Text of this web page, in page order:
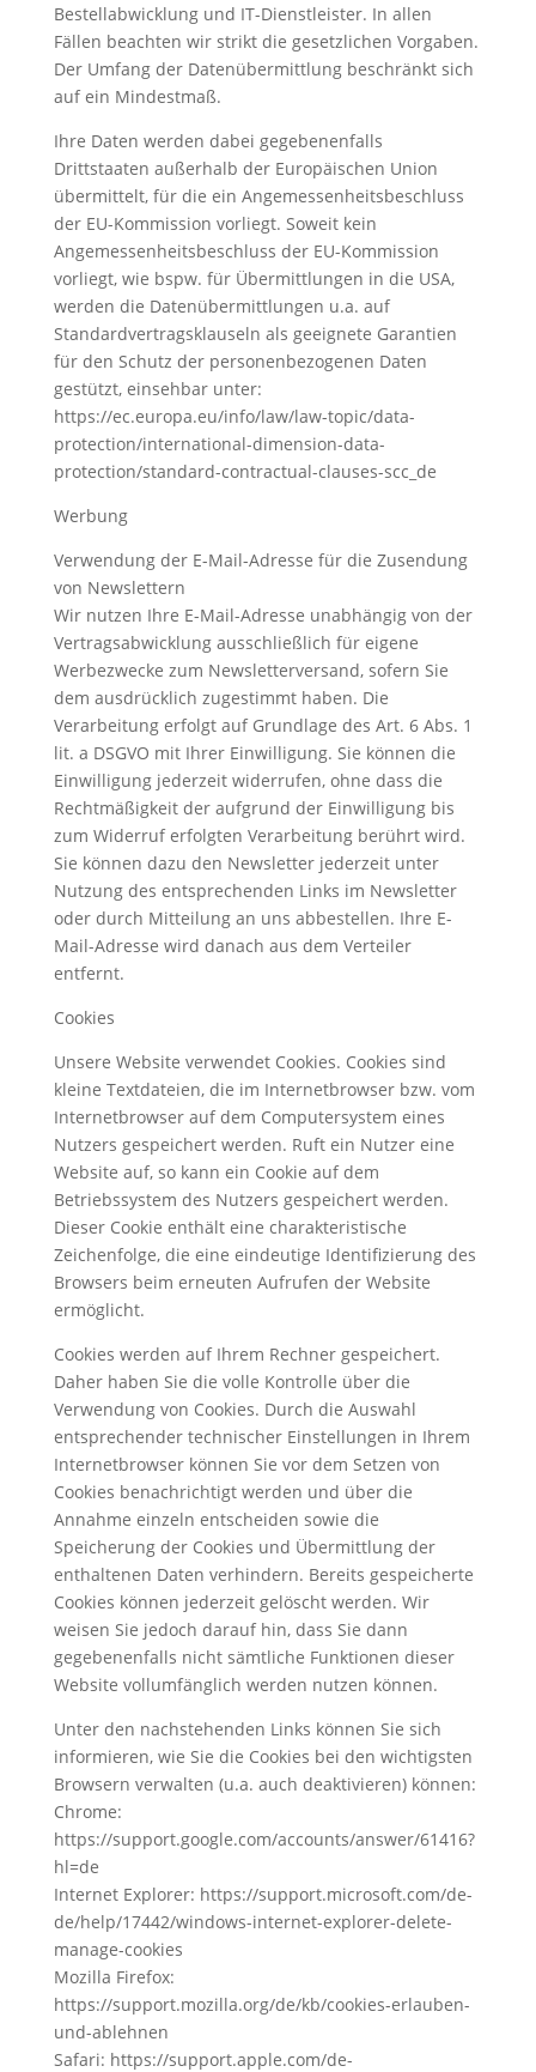
Bestellabwicklung und IT-Dienstleister. In allen
Fällen beachten wir strikt die gesetzlichen Vorgaben.
Der Umfang der Datenübermittlung beschränkt sich
auf ein Mindestmaß.
Ihre Daten werden dabei gegebenenfalls
Drittstaaten außerhalb der Europäischen Union
übermittelt, für die ein Angemessenheitsbeschluss
der EU-Kommission vorliegt. Soweit kein
Angemessenheitsbeschluss der EU-Kommission
vorliegt, wie bspw. für Übermittlungen in die USA,
werden die Datenübermittlungen u.a. auf
Standardvertragsklauseln als geeignete Garantien
für den Schutz der personenbezogenen Daten
gestützt, einsehbar unter:
https://ec.europa.eu/info/law/law-topic/data-
protection/international-dimension-data-
protection/standard-contractual-clauses-scc_de
Werbung
Verwendung der E-Mail-Adresse für die Zusendung
von Newslettern
Wir nutzen Ihre E-Mail-Adresse unabhängig von der
Vertragsabwicklung ausschließlich für eigene
Werbezwecke zum Newsletterversand, sofern Sie
dem ausdrücklich zugestimmt haben. Die
Verarbeitung erfolgt auf Grundlage des Art. 6 Abs. 1
lit. a DSGVO mit Ihrer Einwilligung. Sie können die
Einwilligung jederzeit widerrufen, ohne dass die
Rechtmäßigkeit der aufgrund der Einwilligung bis
zum Widerruf erfolgten Verarbeitung berührt wird.
Sie können dazu den Newsletter jederzeit unter
Nutzung des entsprechenden Links im Newsletter
oder durch Mitteilung an uns abbestellen. Ihre E-
Mail-Adresse wird danach aus dem Verteiler
entfernt.
Cookies
Unsere Website verwendet Cookies. Cookies sind
kleine Textdateien, die im Internetbrowser bzw. vom
Internetbrowser auf dem Computersystem eines
Nutzers gespeichert werden. Ruft ein Nutzer eine
Website auf, so kann ein Cookie auf dem
Betriebssystem des Nutzers gespeichert werden.
Dieser Cookie enthält eine charakteristische
Zeichenfolge, die eine eindeutige Identifizierung des
Browsers beim erneuten Aufrufen der Website
ermöglicht.
Cookies werden auf Ihrem Rechner gespeichert.
Daher haben Sie die volle Kontrolle über die
Verwendung von Cookies. Durch die Auswahl
entsprechender technischer Einstellungen in Ihrem
Internetbrowser können Sie vor dem Setzen von
Cookies benachrichtigt werden und über die
Annahme einzeln entscheiden sowie die
Speicherung der Cookies und Übermittlung der
enthaltenen Daten verhindern. Bereits gespeicherte
Cookies können jederzeit gelöscht werden. Wir
weisen Sie jedoch darauf hin, dass Sie dann
gegebenenfalls nicht sämtliche Funktionen dieser
Website vollumfänglich werden nutzen können.
Unter den nachstehenden Links können Sie sich
informieren, wie Sie die Cookies bei den wichtigsten
Browsern verwalten (u.a. auch deaktivieren) können:
Chrome:
https://support.google.com/accounts/answer/61416?
hl=de
Internet Explorer: https://support.microsoft.com/de-
de/help/17442/windows-internet-explorer-delete-
manage-cookies
Mozilla Firefox:
https://support.mozilla.org/de/kb/cookies-erlauben-
und-ablehnen
Safari: https://support.apple.com/de-